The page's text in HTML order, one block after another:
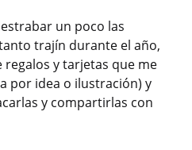
un poco las
trajín durante el año,
regalos y tarjetas que me
por idea o ilustración) y
y compartirlas con